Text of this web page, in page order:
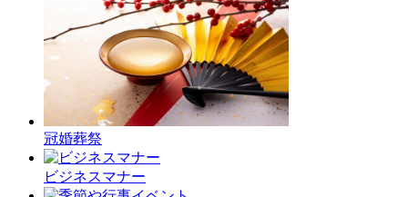
冠婚葬祭
ビジネスマナー